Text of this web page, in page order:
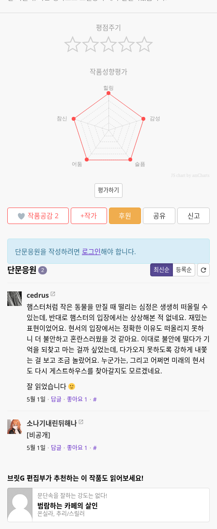
평점주기
작품성향평가
힐링
감성
슬픔
어둠
참신
JS chart by amCharts
평가하기
작품공감 2 +작가 후원 공유 신고
단문응원을 작성하려면 로그인해야 합니다.
최신순 등록순
단문응원 2
cedrus
햄스터처럼 작은 동물을 만질 때 떨리는 심정은 생생히 떠올릴 수
있는데, 반대로 햄스터의 입장에서는 상상해본 적 없네요. 재밌는
표현이었어요. 현서의 입장에서는 정확한 이유도 떠올리지 못하
니 더 불안하고 혼란스러웠을 것 같아요. 이대로 불안에 떨다가 기
억을 되찾고 마는 걸까 싶었는데, 다가오지 못하도록 강하게 내쫓
는 걸 보고 조금 놀랐어요. 누군가는, 그리고 어쩌면 미래의 현서
도 다시 게스트하우스를 찾아갈지도 모르겠네요.
잘 읽었습니다
5월 1일 · 답글 · 좋아요 1 · #
소나기내린뒤해나
[비공개]
5월 1일 · 답글 · 좋아요 1 · #
브릿G 편집부가 추천하는 이 작품도 읽어보세요!
문단속을 잘하는 강도는 없다!
범람하는 카페의 살인
온실라, 추리/스릴러